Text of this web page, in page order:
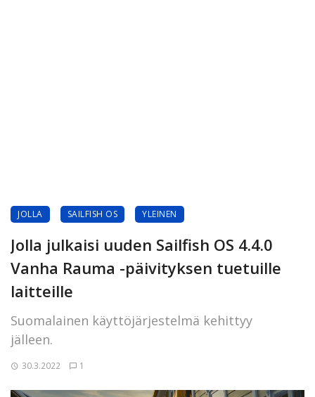
JOLLA SAILFISH OS YLEINEN
Jolla julkaisi uuden Sailfish OS 4.4.0
Vanha Rauma -päivityksen tuetuille
laitteille
Suomalainen käyttöjärjestelmä kehittyy
jälleen.
30.3.2022 1